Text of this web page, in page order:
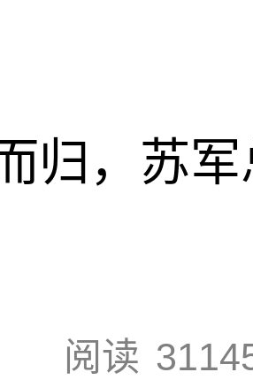
归，苏军
阅读